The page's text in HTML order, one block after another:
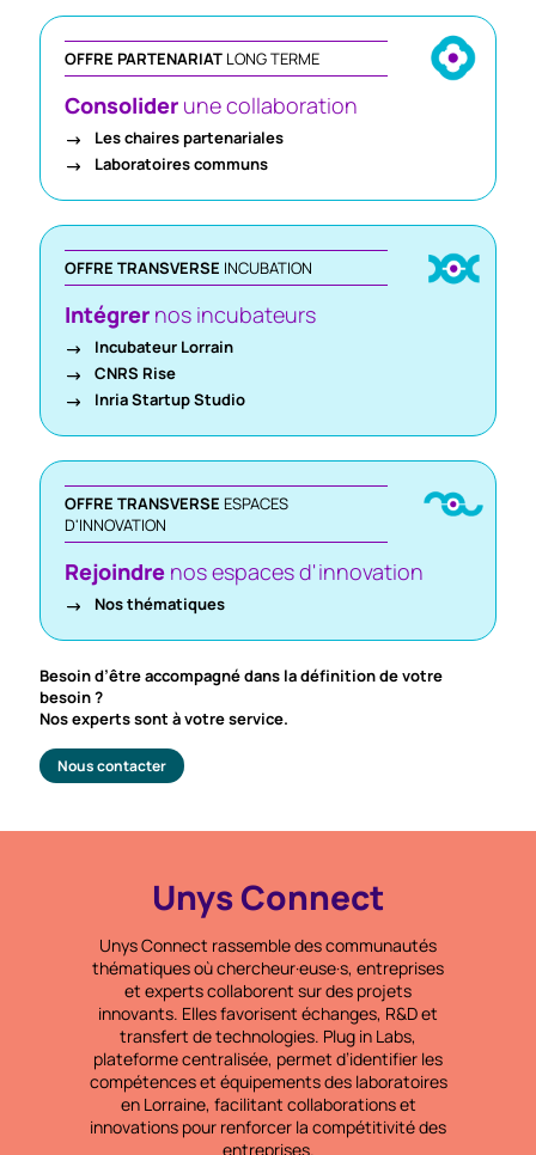
OFFRE PARTENARIAT LONG TERME
Consolider une collaboration
Les chaires partenariales
Laboratoires communs
OFFRE TRANSVERSE INCUBATION
Intégrer nos incubateurs
Incubateur Lorrain
CNRS Rise
Inria Startup Studio
OFFRE TRANSVERSE ESPACES
D'INNOVATION
Rejoindre nos espaces d'innovation
Nos thématiques
Besoin d’être accompagné dans la définition de votre
besoin ?
Nos experts sont à votre service.
Nous contacter
Unys Connect
Unys Connect rassemble des communautés
thématiques où chercheur·euse·s, entreprises
et experts collaborent sur des projets
innovants. Elles favorisent échanges, R&D et
transfert de technologies. Plug in Labs,
plateforme centralisée, permet d’identifier les
compétences et équipements des laboratoires
en Lorraine, facilitant collaborations et
innovations pour renforcer la compétitivité des
entreprises.